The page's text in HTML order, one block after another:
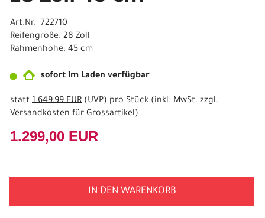
Art.Nr. 722710
Reifengröße: 28 Zoll
Rahmenhöhe: 45 cm
sofort im Laden verfügbar
statt 1.649,99 EUR (UVP) pro Stück (inkl. MwSt. zzgl.
Versandkosten für Grossartikel)
1.299,00 EUR
IN DEN WARENKORB